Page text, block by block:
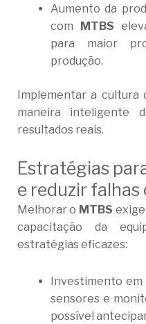
Aumento da
com MTBS
para maior
produção.
Implementar a cultura
maneira inteligente
resultados reais.
Estratégias
e reduzir
Melhorar o MTBS
capacitação da
estratégias eficazes:
Investimento em
sensores e
possível